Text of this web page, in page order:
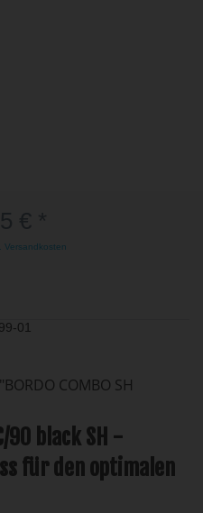
Versandkosten
01
COMBO SH
90 black SH -
für den optimalen